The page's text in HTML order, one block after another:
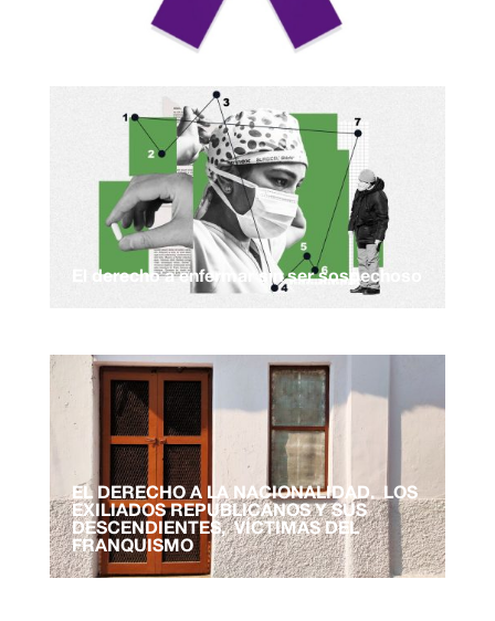
El derecho a enfermar sin ser sospechoso
EL DERECHO A LA NACIONALIDAD. LOS
EXILIADOS REPUBLICANOS Y SUS
DESCENDIENTES, VÍCTIMAS DEL
FRANQUISMO